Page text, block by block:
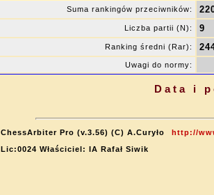
Suma rankingów przeciwników:
Liczba partii (N): 9
Ranking średni (Rar):
Uwagi do normy:
Data i
ChessArbiter Pro (v.3.56) (C) A.Curyło
http://
Lic:0024 Właściciel: IA Rafał Siwik